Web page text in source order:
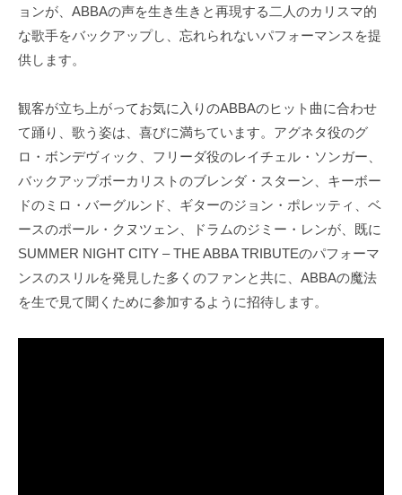
ョンが、ABBAの声を生き生きと再現する二人のカリスマ的
な歌手をバックアップし、忘れられないパフォーマンスを提
供します。
観客が立ち上がってお気に入りのABBAのヒット曲に合わせ
て踊り、歌う姿は、喜びに満ちています。アグネタ役のグ
ロ・ボンデヴィック、フリーダ役のレイチェル・ソンガー、
バックアップボーカリストのブレンダ・スターン、キーボー
ドのミロ・バーグルンド、ギターのジョン・ポレッティ、ベ
ースのポール・クヌツェン、ドラムのジミー・レンが、既に
SUMMER NIGHT CITY – THE ABBA TRIBUTEのパフォーマ
ンスのスリルを発見した多くのファンと共に、ABBAの魔法
を生で見て聞くために参加するように招待します。